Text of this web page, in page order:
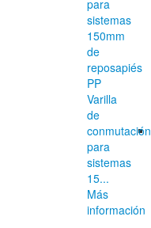
Varilla
de
conmutación
para
sistemas
15...
Más
información